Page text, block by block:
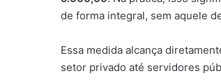
de forma integral, sem aquele
Essa medida alcança
setor privado até servidores